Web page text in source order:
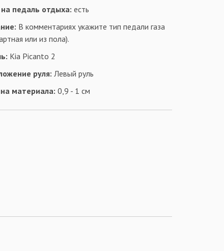
педаль отдыха: есть
В комментариях укажите тип педали газа
или из пола).
Kia Picanto 2
руля: Левый руль
материала: 0,9 - 1 см